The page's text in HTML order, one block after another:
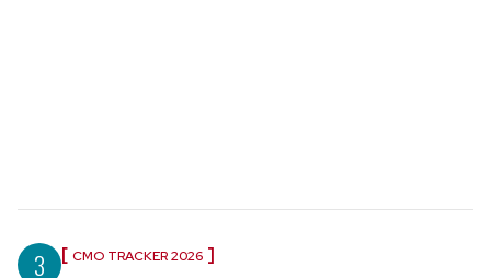
3 CMO TRACKER 2026